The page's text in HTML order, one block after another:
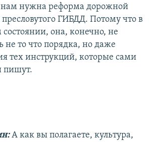
нам нужна реформа дорожной
ГИБДД. Потому что в
она, конечно, не
не то что порядка, но даже
тех инструкций, которые сами
пишут.
А как вы полагаете, культура,